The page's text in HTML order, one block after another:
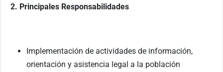
2. Principales Responsabilidades
Implementación de actividades de información,
orientación y asistencia legal a la población